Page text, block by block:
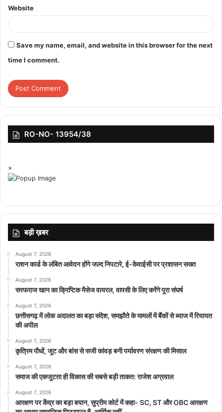
Website
Save my name, email, and website in this browser for the next
time I comment.
RO-NO- 13954/38
×
बड़ी ख़बर
August 7, 2026
राशन कार्ड के लंबित आवेदन होंगे जल्द निपटारे, ई-केवाईसी पर प्रशासन सख्त
August 7, 2026
सरफराज खान का क्रिप्टिक मैसेज वायरल, वापसी के लिए करेंगे पूरा संघर्ष
August 7, 2026
छत्तीसगढ़ में लोक अदालत का बड़ा संदेश, समझौते के मामलों में बैंकों से ब्याज में रियायत
की अपील
August 7, 2026
कृत्रिम पौधों, जूट और बांस से सजी कांवड़ बनी पर्यावरण संरक्षण की मिसाल
August 7, 2026
समाज की एकजुटता ही विकास की सबसे बड़ी ताकत: राजेश अग्रवाल
August 7, 2026
आरक्षण पर केंद्र का बड़ा बयान, सुप्रीम कोर्ट में कहा- SC, ST और OBC आरक्षण